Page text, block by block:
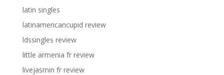
latin singles
latinamericancupid review
ldssingles review
little armenia fr review
livejasmin fr review